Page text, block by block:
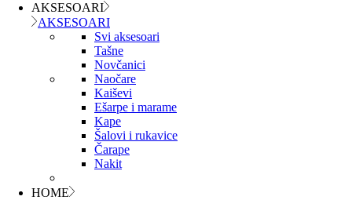
AKSESOARI
AKSESOARI
Svi aksesoari
Tašne
Novčanici
Naočare
Kaiševi
Ešarpe i marame
Kape
Šalovi i rukavice
Čarape
Nakit
HOME